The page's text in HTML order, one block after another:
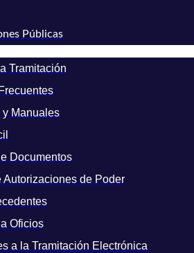
Públicas
Tramitación
y Manuales
Documentos
Autorizaciones de Poder
Oficios
a la Tramitación Electrónica